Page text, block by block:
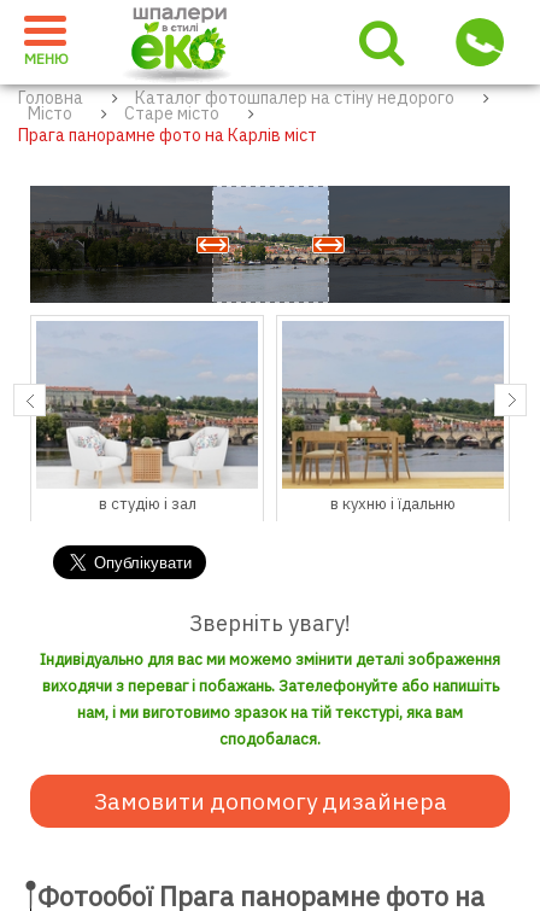
МЕНЮ
Головна Каталог фотошпалер на стіну недорого
Місто
Старе місто
Прага панорамне фото на Карлів міст
в студію і зал в кухню і їдальню
Зверніть увагу!
Індивідуально для вас ми можемо змінити деталі зображення
виходячи з переваг і побажань. Зателефонуйте або напишіть
нам, і ми виготовимо зразок на тій текстурі, яка вам
сподобалася.
Замовити допомогу дизайнера
Фотообої Прага панорамне фото на